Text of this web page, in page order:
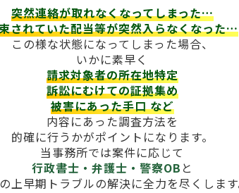
突然連絡が取れなくなってしまった…
されていた配当等が突然入らなくなった…
この様な状態になってしまった場合、
いかに素早く
請求対象者の所在地特定
訴訟にむけての証拠集め
被害にあった手口など
内容にあった調査方法を
的確に行うかがポイントになります。
当事務所では案件に応じて
行政書士・弁護士・警察OB と
上早期トラブルの解決に全力を尽くします